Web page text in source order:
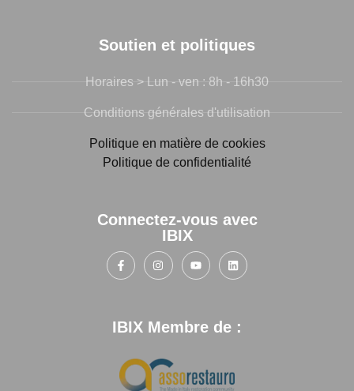
Soutien et politiques
Horaires > Lun - ven : 8h - 16h30
Conditions générales d'utilisation
Politique en matière de cookies
Politique de confidentialité
Connectez-vous avec
IBIX
IBIX Membre de :